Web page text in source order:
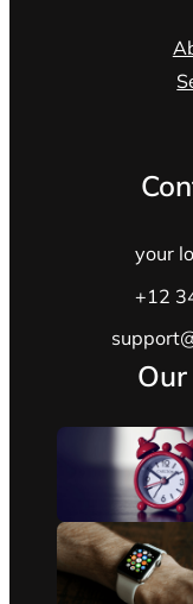
your
+12